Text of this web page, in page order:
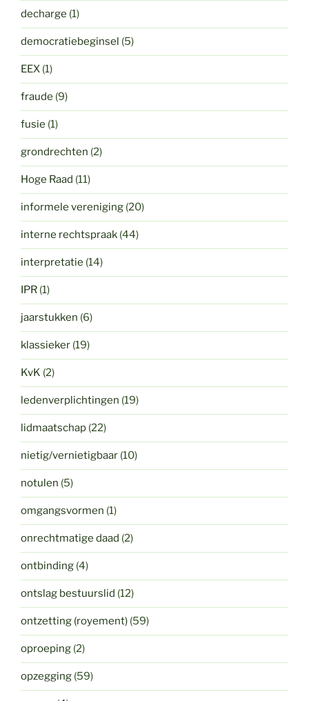
decharge (1)
democratiebeginsel (5)
EEX (1)
fraude (9)
fusie (1)
grondrechten (2)
Hoge Raad (11)
informele vereniging (20)
interne rechtspraak (44)
interpretatie (14)
IPR (1)
jaarstukken (6)
klassieker (19)
KvK (2)
ledenverplichtingen (19)
lidmaatschap (22)
nietig/vernietigbaar (10)
notulen (5)
omgangsvormen (1)
onrechtmatige daad (2)
ontbinding (4)
ontslag bestuurslid (12)
ontzetting (royement) (59)
oproeping (2)
opzegging (59)